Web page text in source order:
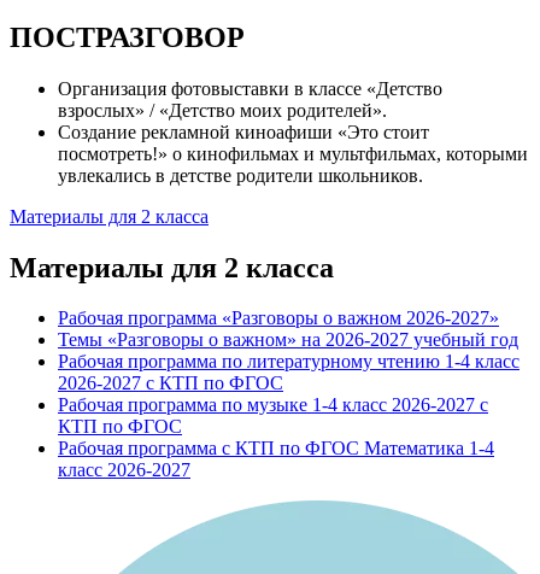
ПОСТРАЗГОВОР
Организация фотовыставки в классе «Детство
взрослых» / «Детство моих родителей».
Создание рекламной киноафиши «Это стоит
посмотреть!» о кинофильмах и мультфильмах, которыми
увлекались в детстве родители школьников.
Материалы для 2 класса
Материалы для 2 класса
Рабочая программа «Разговоры о важном 2026-2027»
Темы «Разговоры о важном» на 2026-2027 учебный год
Рабочая программа по литературному чтению 1-4 класс
2026-2027 с КТП по ФГОС
Рабочая программа по музыке 1-4 класс 2026-2027 с
КТП по ФГОС
Рабочая программа с КТП по ФГОС Математика 1-4
класс 2026-2027